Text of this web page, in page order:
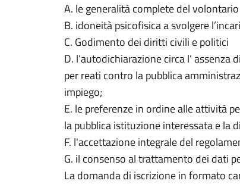
A. le generalità complete del
B. idoneità psicofisica a svolgere
C. Godimento dei diritti civili e politici
D. l’autodichiarazione circa l’
per reati contro la pubblica
impiego;
E. le preferenze in ordine alle attività
la pubblica istituzione interessata e la
F. l'accettazione integrale del
G. il consenso al trattamento dei dati
La domanda di iscrizione in formato